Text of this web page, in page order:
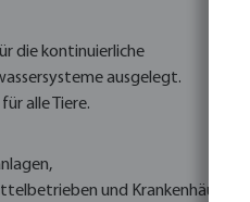
die kontinuierliche
ausgelegt.
alle Tiere.
und